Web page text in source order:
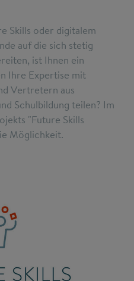
Skills oder digitalem
auf die sich stetig
ist Ihnen ein
Ihre Expertise mit
Vertretern aus
Schulbildung teilen? Im
"Future Skills
Möglichkeit.